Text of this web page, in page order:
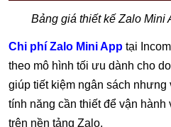
Bảng giá thiết kế Zalo Mini
Chi phí Zalo Mini App tại
theo mô hình tối ưu dành cho
giúp tiết kiệm ngân sách nhưng
tính năng cần thiết để vận hành
trên nền tảng Zalo.